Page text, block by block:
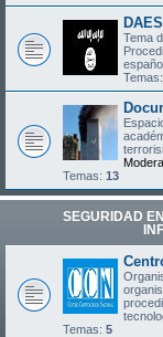
Tema
Temas:
Temas: 13
SEGURIDAD
Temas: 5